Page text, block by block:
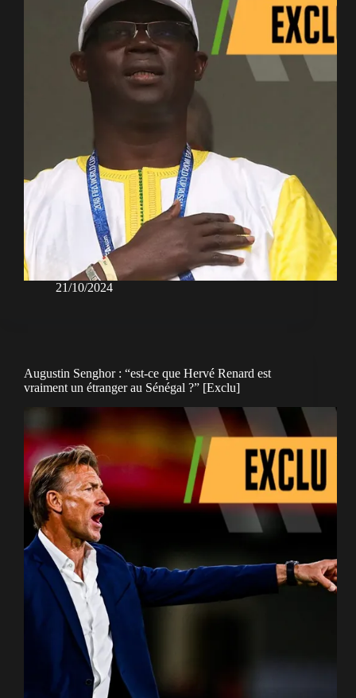
21/10/2024
Augustin Senghor : “est-ce que Hervé Renard est
vraiment un étranger au Sénégal ?” [Exclu]